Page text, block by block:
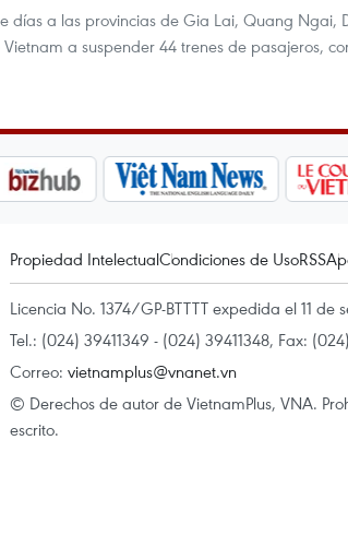
días a las provincias de Gia Lai, Quang Ngai,
a suspender 44 trenes de pasajeros,
Propiedad IntelectualCondiciones de UsoRSS
Licencia No. 1374/GP-BTTTT expedida el 11
Tel.: (024) 39411349 - (024) 39411348, Fax:
Correo: vietnamplus@vnanet.vn
© Derechos de autor de VietnamPlus, VNA.
escrito.